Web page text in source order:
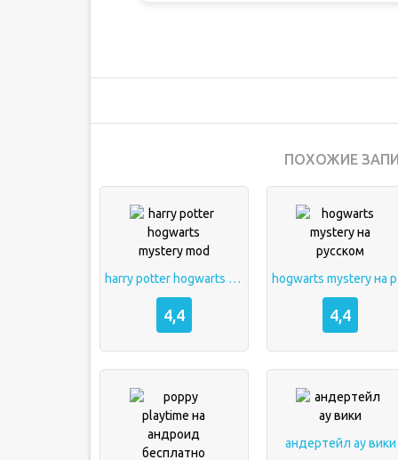
ПОХОЖИЕ
harry potter hogwarts mystery mod
4,4 4,4
андертейл ау вики